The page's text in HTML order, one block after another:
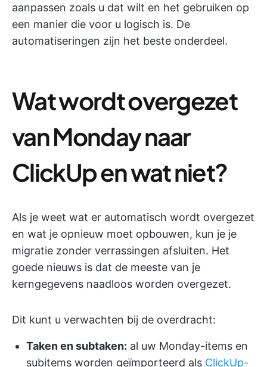
aanpassen zoals u dat wilt en het gebruiken op
een manier die voor u logisch is. De
automatiseringen zijn het beste onderdeel.
Wat wordt overgezet
van Monday naar
ClickUp en wat niet?
Als je weet wat er automatisch wordt overgezet
en wat je opnieuw moet opbouwen, kun je je
migratie zonder verrassingen afsluiten. Het
goede nieuws is dat de meeste van je
kerngegevens naadloos worden overgezet.
Dit kunt u verwachten bij de overdracht:
Taken en subtaken: al uw Monday-items en
subitems worden geïmporteerd als ClickUp-